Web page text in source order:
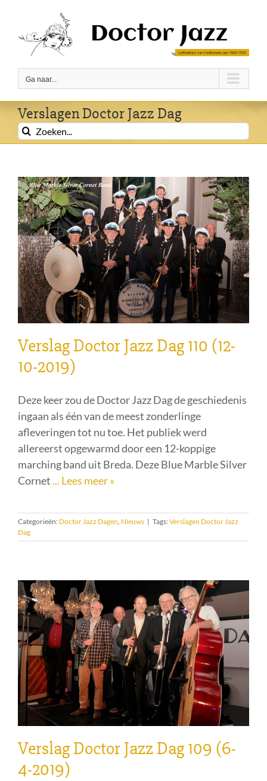
inhoud
Ga naar...
Verslagen Doctor Jazz Dag
Zoeken
naar:
Verslag Doctor Jazz Dag 110 (12-
10-2019)
Deze keer zou de Doctor Jazz Dag de geschiedenis
ingaan als één van de meest zonderlinge
afleveringen tot nu toe. Het publiek werd
allereerst opgewarmd door een 12-koppige
marching band uit Breda. Deze Blue Marble Silver
Cornet ... Lees meer »
Categorieën: Doctor Jazz Dagen Nieuws | Tags:Verslagen Doctor Jazz
Dag
Verslag Doctor Jazz Dag 109 (6-
4-2019)